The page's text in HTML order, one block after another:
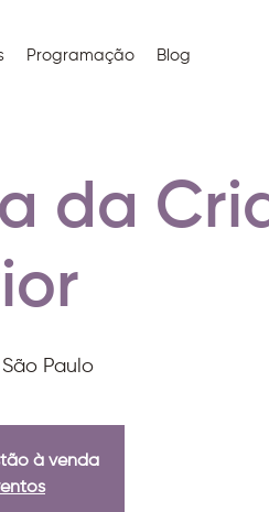
Programação Blog
da
São Paulo
à venda